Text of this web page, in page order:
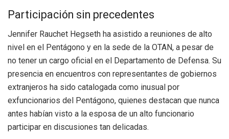
Participación sin precedentes
Jennifer Rauchet Hegseth ha asistido a reuniones de alto
nivel en el Pentágono y en la sede de la OTAN, a pesar de
no tener un cargo oficial en el Departamento de Defensa. Su
presencia en encuentros con representantes de gobiernos
extranjeros ha sido catalogada como inusual por
exfuncionarios del Pentágono, quienes destacan que nunca
antes habían visto a la esposa de un alto funcionario
participar en discusiones tan delicadas.